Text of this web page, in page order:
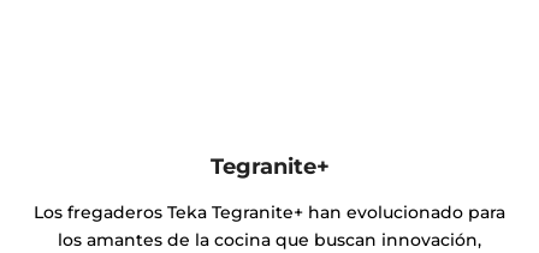
Tegranite+
Los fregaderos Teka Tegranite+ han evolucionado para
los amantes de la cocina que buscan innovación,